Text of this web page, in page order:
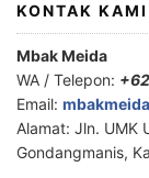
KONTAK KAMI
Mbak Meida
WA / Telepon:
Email:
Alamat: Jln. UMK
Gondangmanis,